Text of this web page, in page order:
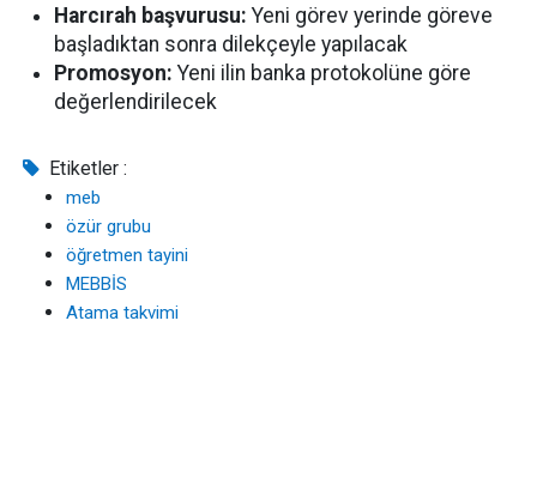
Harcırah başvurusu: Yeni görev yerinde göreve
başladıktan sonra dilekçeyle yapılacak
Promosyon: Yeni ilin banka protokolüne göre
değerlendirilecek
Etiketler :
meb
özür grubu
öğretmen tayini
MEBBİS
Atama takvimi